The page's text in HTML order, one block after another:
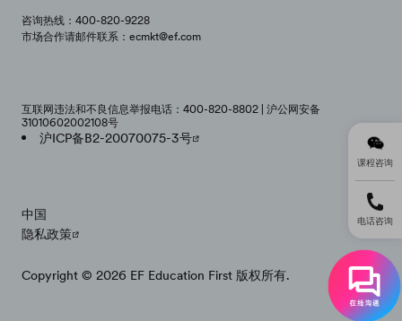
咨询热线：400-820-9228
市场合作请邮件联系：ecmkt@ef.com
互联网违法和不良信息举报电话：400-820-8802 | 沪公网安备
31010602002108号
沪ICP备B2-20070075-3号
中国
隐私政策
Copyright © 2026 EF Education First 版权所有.
课程咨询
电话咨询